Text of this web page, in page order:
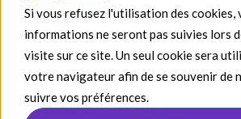
Si vous refusez l'utilisation des cookies,
informations ne seront pas suivies lors
visite sur ce site. Un seul cookie sera
votre navigateur afin de se souvenir de
suivre vos préférences.
Référence : 120
Publics : RH
Durée : 1 jour (7 h.) en présentiel ou 7h30
classes virtuelles de 2h30)